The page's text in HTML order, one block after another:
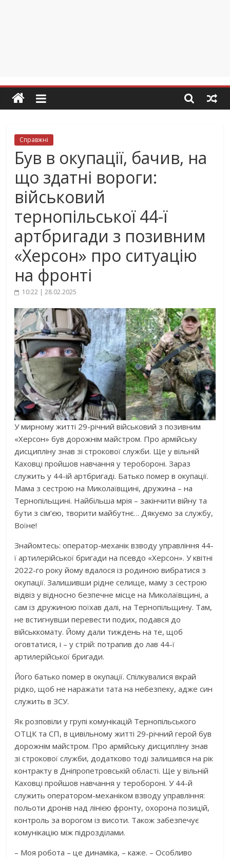
Справжні
Був в окупації, бачив, на
що здатні вороги:
військовий
тернопільської 44-ї
артбригади з позивним
«Херсон» про ситуацію
на фронті
10:22 | 28.02.2025
У мирному житті 29-річний військовий з позивним
«Херсон» був дорожнім майстром. Про армійську
дисципліну знав зі строкової служби. Ще у вільній
Каховці пройшов навчання у теробороні. Зараз
служить у 44-ій артбригаді. Батько помер в окупації.
Мама з сестрою на Миколаївщині, дружина – на
Тернопільщині. Найбільша мрія – закінчити війну та
бути з сім’єю, творити майбутнє… Дякуємо за службу,
Воїне!
Знайомтесь: оператор-механік взводу управління 44-
ї артилерійської бригади на псевдо «Херсон». У квітні
2022-го року йому вдалося із родиною вибратися з
окупації. Залишивши рідне селище, маму з сестрою
відвіз у відносно безпечне місце на Миколаївщині, а
сам із дружиною поїхав далі, на Тернопільщину. Там,
не встигнувши перевести подих, подався до
військкомату. Йому дали тиждень на те, щоб
оговтатися, і – у стрій: потрапив до лав 44-ї
артилерійської бригади.
Його батько помер в окупації. Спілкувалися вкрай
рідко, щоб не наражати тата на небезпеку, адже син
служить в ЗСУ.
Як розповіли у групі комунікацій Тернопільського
ОТЦК та СП, в цивільному житті 29-річний герой був
дорожнім майстром. Про армійську дисципліну знав
зі строкової служби, додатково тоді залишився на рік
контракту в Дніпропетровській області. Ще у вільній
Каховці пройшов навчання у теробороні. У 44-й
служить оператором-механіком взводу управління:
польоти дронів над лінією фронту, охорона позицій,
контроль за ворогом із висоти. Також забезпечує
комунікацію між підрозділами.
– Моя робота – це динаміка, – каже. – Особливо